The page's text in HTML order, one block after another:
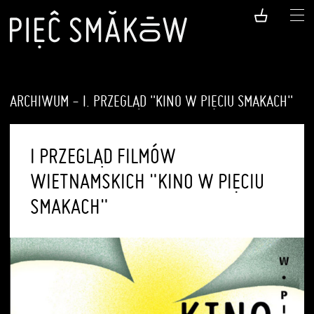
ARCHIWUM - I. PRZEGLĄD "KINO W PIĘCIU SMAKACH"
I PRZEGLĄD FILMÓW
WIETNAMSKICH "KINO W PIĘCIU
SMAKACH"